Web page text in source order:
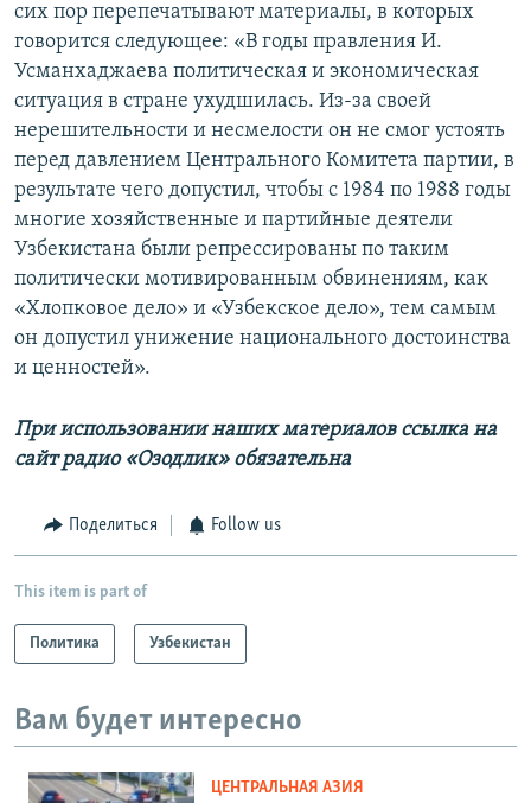
сих пор перепечатывают материалы, в которых
говорится следующее: «В годы правления И.
Усманхаджаева политическая и экономическая
ситуация в стране ухудшилась. Из-за своей
нерешительности и несмелости он не смог устоять
перед давлением Центрального Комитета партии, в
результате чего допустил, чтобы с 1984 по 1988 годы
многие хозяйственные и партийные деятели
Узбекистана были репрессированы по таким
политически мотивированным обвинениям, как
«Хлопковое дело» и «Узбекское дело», тем самым
он допустил унижение национального достоинства
и ценностей».
При использовании наших материалов ссылка на
сайт радио «Озодлик» обязательна
Поделиться Follow us
This item is part of
Политика Узбекистан
Вам будет интересно
ЦЕНТРАЛЬНАЯ АЗИЯ